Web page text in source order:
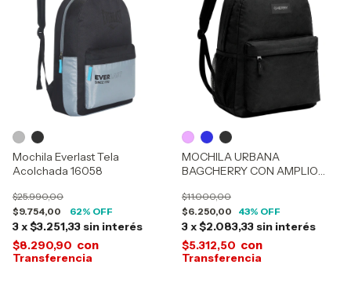
Mochila Everlast Tela
Acolchada 16058
$9.754,00
$25.990,00
62% OFF
3x$3.251,33 sin interés
$8.290,90 con
MOCHILA URBANA
BAGCHERRY CON AMPLIO
440050-440004
$6.250,00
$11.000,00
43% OFF
3x$2.083,33 sin interés
$5.312,50 con